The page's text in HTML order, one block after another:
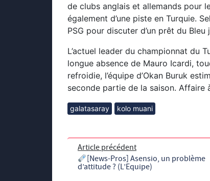
de clubs anglais et allemands pour
également d’une piste en Turquie.
PSG pour discuter d’un prêt du Bleu
L’actuel leader du championnat du
longue absence de Mauro Icardi,
refroidie, l’équipe d’Okan Buruk
seconde partie de la saison. Affaire
galatasaray kolo muani
Article précédent
[News-Pros] Asensio, un problème
d’attitude ? (L’Equipe)